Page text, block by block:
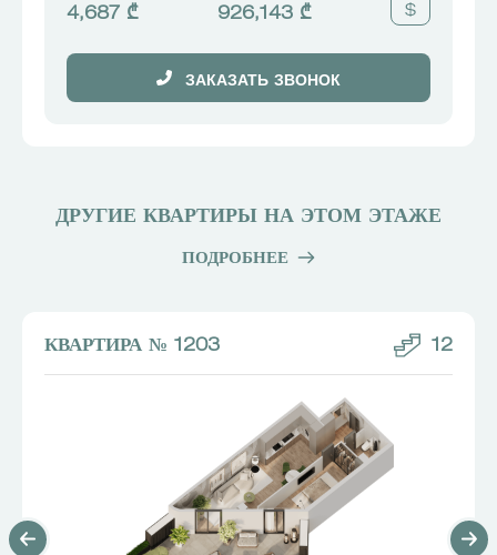
4,687 ₾ 926,143 ₾
$
ЗАКАЗАТЬ ЗВОНОК
ДРУГИЕ КВАРТИРЫ НА ЭТОМ ЭТАЖЕ
ПОДРОБНЕЕ
КВАРТИРА № 1203 12